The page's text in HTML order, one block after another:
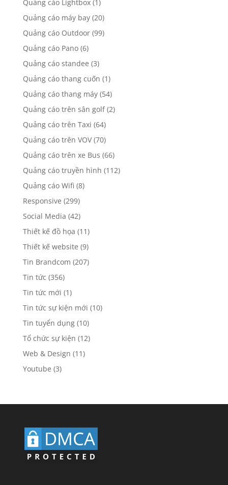
Quảng cáo Lightbox(1)
Quảng cáo máy bay(20)
Quảng cáo Outdoor(99)
Quảng cáo Pano(6)
Quảng cáo standee (3)
Quảng cáo thang cuốn (1)
Quảng cáo thang máy(54)
Quảng cáo trên sân golf(2)
Quảng cáo trên Taxi (64)
Quảng cáo trên VOV(70)
Quảng cáo trên xe Bus (66)
Quảng cáo truyền hình (112)
Quảng cáo Wifi (8)
Responsive (299)
Social Media (42)
Thiết kế đồ họa (11)
Thiết kế website (9)
Tin Brandcom (207)
Tin tức (356)
Tin tức mới (1)
Tin tức sự kiện mới (10)
Tin tuyển dụng(10)
Tổ chức sự kiện (12)
Web & Design (11)
Youtube (3)